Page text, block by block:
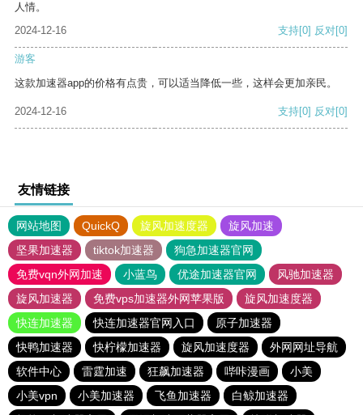
人情。
2024-12-16
支持[0] 反对[0]
游客
这款加速器app的价格有点贵，可以适当降低一些，这样会更加亲民。
2024-12-16 支持[0] 反对[0]
友情链接
网站地图 QuickQ 旋风加速度器
旋风加速
坚果加速器
tiktok加速器
狗急加速器官网
免费vqn外网加速
小蓝鸟 优途加速器官网
风驰加速器
旋风加速器
免费vps加速器外网苹果版
旋风加速度器
快连加速器
快连加速器官网入口
原子加速器
快鸭加速器
快柠檬加速器 旋风加速度器
外网网址导航
软件中心
雷霆加速 狂飙加速器 哔咔漫画
小美
小美vpn
小美加速器 飞鱼加速器
白鲸加速器